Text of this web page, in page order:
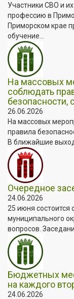
Участники СВО и
профессию в
Приморском крае
обучение...
На массовых
соблюдать
безопасности,
26.06.2026
На массовых
правила
В ближайшие
Очередное
24.06.2026
25 июня
муниципального
вопросов.
Бюджетных
на каждого
24.06.2026